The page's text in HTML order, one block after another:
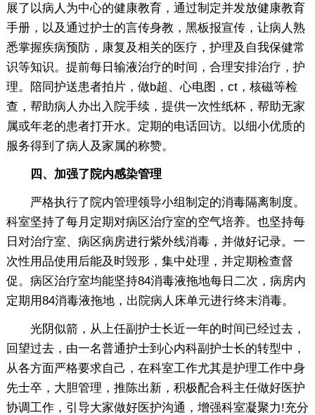
展了以病人为中心的健康教育，通过制定并发放健康教育
手册，以及通过护士的言传身教，黑板报宣传，让病人熟
悉掌握疾病预防，康复及相关的医疗，护理及自我保健常
识等知识。提前每日输液治疗的时间，合理安排治疗，护
理。陪同护送患者拍片，做b超、心电图，ct，核磁等检
查，帮助病人办出入院手续，提供一次性纸杯，帮助无家
属或年老的患者打开水。定期的电话回访。以细小优质的
服务得到了病人及家属的称赞。
四、加强了院内感染管理
严格执行了院内管理领导小组制定的消毒隔离制度。
科室坚持了每月定期对病区治疗室的空气培养。也坚持每
日对治疗室、病区病房进行紫外线消毒，并做好记录。一
次性用品使用后能及时毁形，集中处理，并定期检查督
促。病区治疗室均能坚持84消毒液拖地每日二次，病房内
定期用84消毒液拖地，出院病人床单元进行终末消毒。
光阴似箭，从上任副护士长近一年的时间已经过去，
回望过去，由一名普通护士到心内科副护士长的转型中，
从各方面严格要求自己，在科室工作尤其是护理工作中身
先士卒，大胆管理，推陈出新，积极配合科主任做好医护
协调工作，引导大家做好医护沟通，增强科室凝聚力!充分